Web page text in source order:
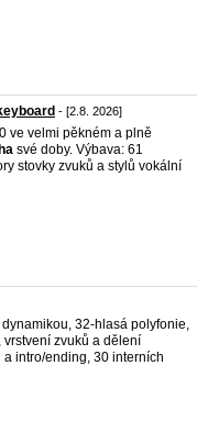
- [2.8. 2026]
ve velmi pěkném a plně
své doby. Výbava: 61
stovky zvuků a stylů vokální
dynamikou, 32-hlasá polyfonie,
zvuků a dělení
intro/ending, 30 interních